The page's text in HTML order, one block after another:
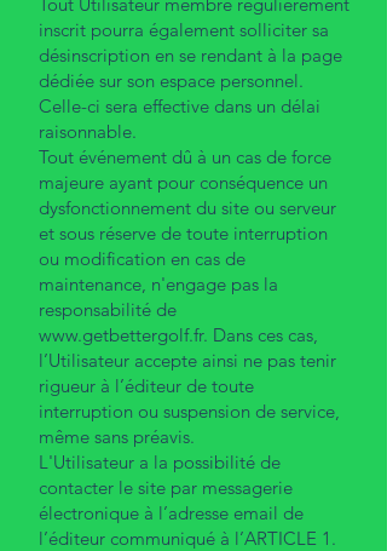
inscrit pourra également solliciter sa
désinscription en se rendant à la page
dédiée sur son espace personnel.
Celle-ci sera effective dans un délai
raisonnable.
Tout événement dû à un cas de force
majeure ayant pour conséquence un
dysfonctionnement du site ou serveur
et sous réserve de toute interruption
ou modification en cas de
maintenance, n'engage pas la
responsabilité de
www.getbettergolf.fr. Dans ces cas,
l’Utilisateur accepte ainsi ne pas tenir
rigueur à l’éditeur de toute
interruption ou suspension de service,
même sans préavis.
L'Utilisateur a la possibilité de
contacter le site par messagerie
électronique à l’adresse email de
l’éditeur communiqué à l’ARTICLE 1.